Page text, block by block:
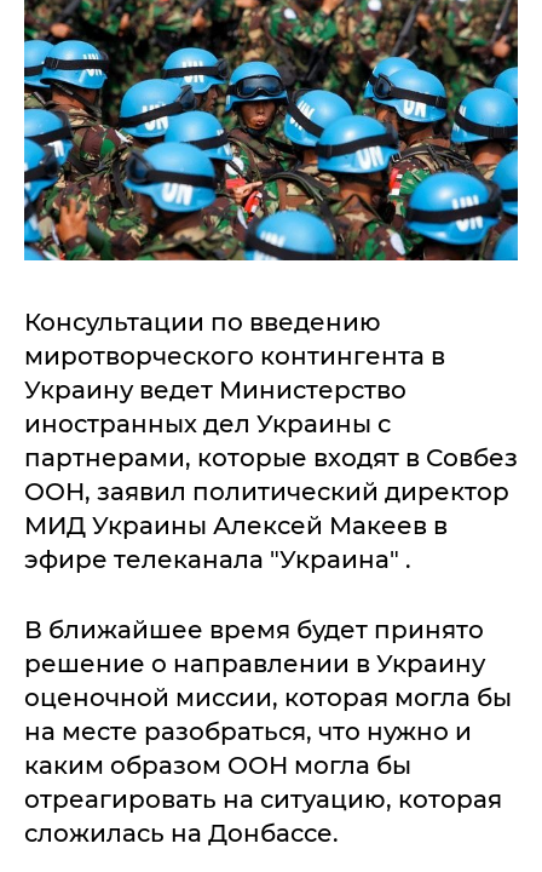
Консультации по введению
миротворческого контингента в
Украину ведет Министерство
иностранных дел Украины с
партнерами, которые входят в Совбез
ООН, заявил политический директор
МИД Украины Алексей Макеев в
эфире телеканала "Украина" .
В ближайшее время будет принято
решение о направлении в Украину
оценочной миссии, которая могла бы
на месте разобраться, что нужно и
каким образом ООН могла бы
отреагировать на ситуацию, которая
сложилась на Донбассе.